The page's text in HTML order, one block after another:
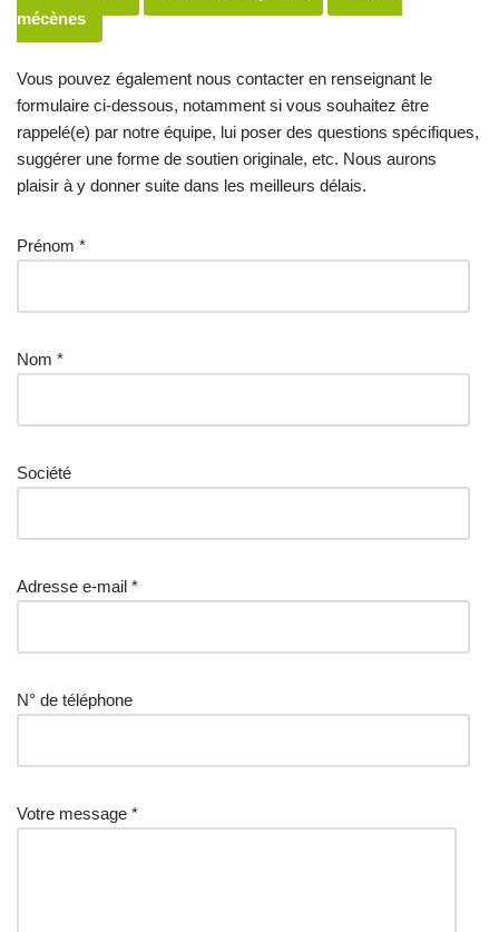
mécènes
Vous pouvez également nous contacter en renseignant le
formulaire ci-dessous, notamment si vous souhaitez être
rappelé(e) par notre équipe, lui poser des questions spécifiques,
suggérer une forme de soutien originale, etc. Nous aurons
plaisir à y donner suite dans les meilleurs délais.
Prénom *
Nom *
Société
Adresse e-mail *
N° de téléphone
Votre message *